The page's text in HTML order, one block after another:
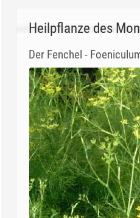
Heilpflanze des
Der Fenchel -